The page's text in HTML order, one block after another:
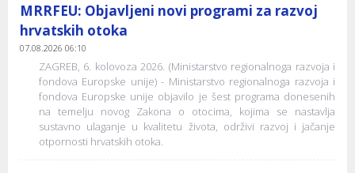
MRRFEU: Objavljeni novi programi za razvoj
hrvatskih otoka
07.08.2026 06:10
ZAGREB, 6. kolovoza 2026. (Ministarstvo regionalnoga razvoja i
fondova Europske unije) - Ministarstvo regionalnoga razvoja i
fondova Europske unije objavilo je šest programa donesenih
na temelju novog Zakona o otocima, kojima se nastavlja
sustavno ulaganje u kvalitetu života, održivi razvoj i jačanje
otpornosti hrvatskih otoka.